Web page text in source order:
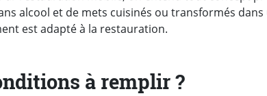
alcool et de mets cuisinés ou transformés
est adapté à la restauration.
à remplir ?